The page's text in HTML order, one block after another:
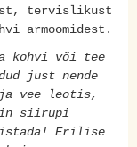
tervislikust
armoomidest.
kohvi või tee
just nende
vee leotis,
siirupi
Erilise